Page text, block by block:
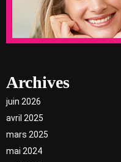
Archives
juin 2026
avril 2025
mars 2025
mai 2024